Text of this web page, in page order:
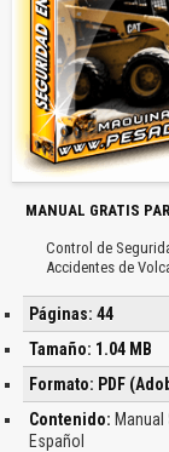
MANUAL GRATIS
Control de
Accidentes de
Páginas: 44
Tamaño: 1.04 MB
Formato: PDF
Contenido: Manual
Español